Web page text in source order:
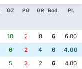
GZ PG GR Bod. Pr.
10 2 8 6
6.00
6 2 4 6
4.00
5 3 2 6
4.00